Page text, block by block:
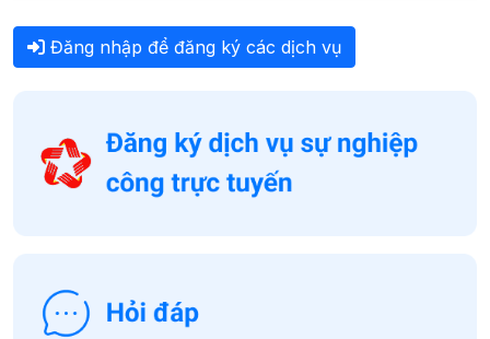
Đăng nhập để đăng ký các dịch vụ